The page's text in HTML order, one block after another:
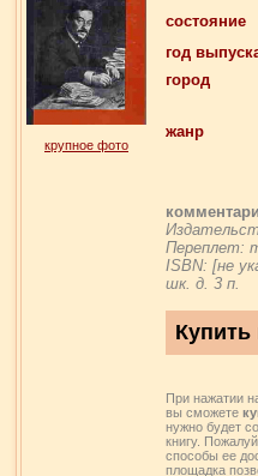
крупное фото
состояние
год
город
жанр
Переплет:
ISBN: [не
шк. д. 3 п.
При нажатии
вы сможете
нужно будет
книгу.
способы ее
площадка